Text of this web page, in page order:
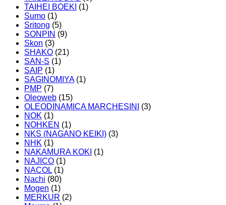
TAIHEI BOEKI (1)
Sumo (1)
Sritong (5)
SONPIN (9)
Skon (3)
SHAKO (21)
SAN-S (1)
SAIP (1)
SAGINOMIYA (1)
PMP (7)
Oleoweb (15)
OLEODINAMICA MARCHESINI
(3)
NOK (1)
NOHKEN (1)
NKS (NAGANO KEIKI) (3)
NHK (1)
NAKAMURA KOKI (1)
NAJICO (1)
NACOL (1)
Nachi (80)
Mogen (1)
MERKUR (2)